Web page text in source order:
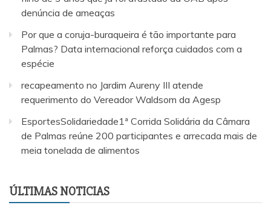
denúncia de ameaças
Por que a coruja-buraqueira é tão importante para
Palmas? Data internacional reforça cuidados com a
espécie
recapeamento no Jardim Aureny III atende
requerimento do Vereador Waldsom da Agesp
EsportesSolidariedade1ª Corrida Solidária da Câmara
de Palmas reúne 200 participantes e arrecada mais de
meia tonelada de alimentos
ÚLTIMAS NOTICIAS